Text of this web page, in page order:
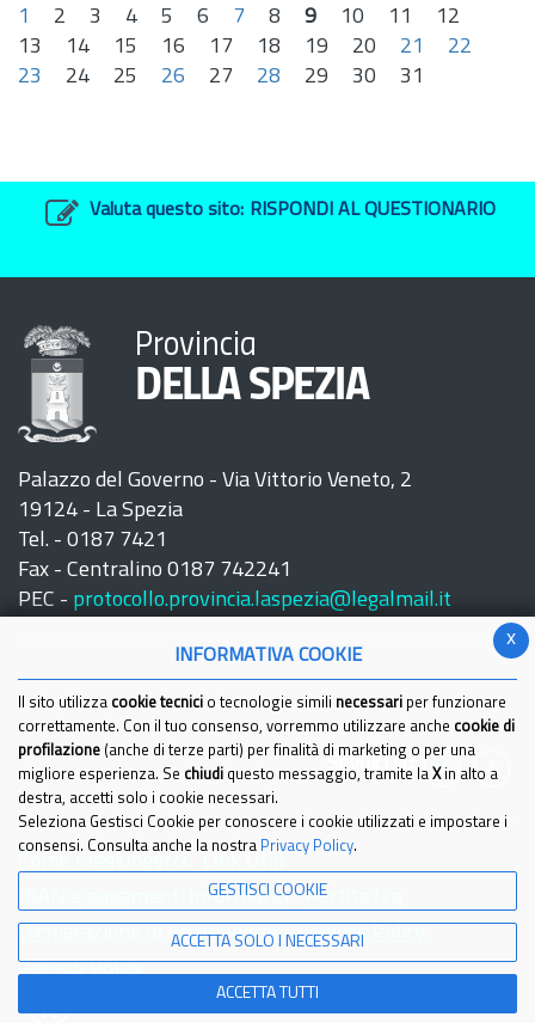
1
2 3 4 5 6 7 8 9 10 11
12
13
14 15 16 17 18 19 20 21
22
23
24 25 26 27 28 29 30 31
Valuta questo sito: RISPONDI AL QUESTIONARIO
Provincia
DELLA SPEZIA
Palazzo del Governo - Via Vittorio Veneto, 2
19124 - La Spezia
Tel. - 0187 7421
Fax - Centralino 0187 742241
PEC - protocollo.provincia.laspezia@legalmail.it
Seguici su:
IBAN e pagamenti informatici
Partita Iva
Dichiarazione di Accessibilita'
Cookies Policy
Privacy Policy
© 2021 Provincia della Spezia - Tutti i diritti riservati
x
INFORMATIVA COOKIE
Il sito utilizza cookie tecnici o tecnologie simili necessari per funzionare
correttamente. Con il tuo consenso, vorremmo utilizzare anche cookie di
profilazione (anche di terze parti) per finalità di marketing o per una
migliore esperienza. Se chiudi questo messaggio, tramite la Xin alto a
destra, accetti solo i cookie necessari.
Seleziona Gestisci Cookie per conoscere i cookie utilizzati e impostare i
consensi. Consulta anche la nostra Privacy Policy.
GESTISCI COOKIE
ACCETTA SOLO I NECESSARI
ACCETTA TUTTI